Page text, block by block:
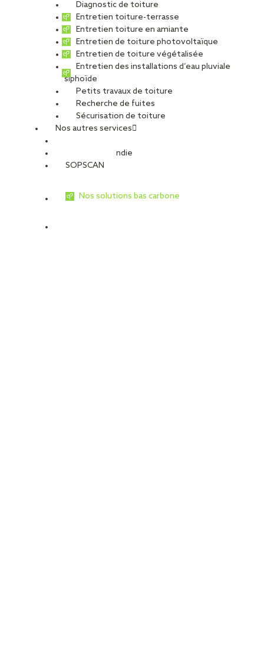
Diagnostic de toiture
Entretien toiture-terrasse
Entretien toiture en amiante
Entretien de toiture photovoltaïque
Entretien de toiture végétalisée
Entretien des installations d’eau pluviale
siphoïde
Petits travaux de toiture
Recherche de fuites
Sécurisation de toiture
Nos autres services
Sécurité Incendie
SOPSCAN
Nos solutions bas carbone